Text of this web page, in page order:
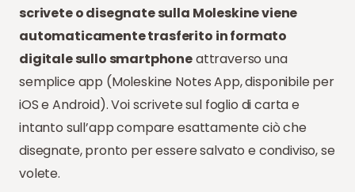
scrivete o disegnate sulla Moleskine viene
automaticamente trasferito in formato
digitale sullo smartphoneattraverso una
semplice app (Moleskine Notes App, disponibile per
iOS e Android). Voi scrivete sul foglio di carta e
intanto sull’app compare esattamente ciò che
disegnate, pronto per essere salvato e condiviso, se
volete.